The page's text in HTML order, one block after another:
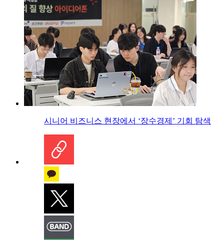
시니어 비즈니스 현장에서 ‘장수경제’ 기회 탐색